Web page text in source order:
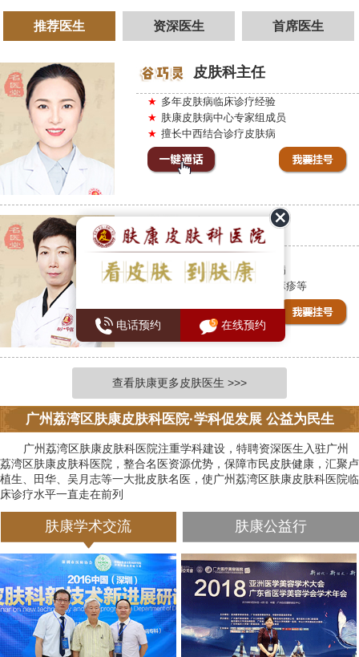
推荐医生 资深医生 首席医生
皮肤科主任
★ 多年皮肤病临床诊疗经验
★ 肤康皮肤病中心专家组成员
★ 擅长中西结合诊疗皮肤病
主治医师
★ 皮肤病临床经验10余年
★ 擅长中西医结合诊疗皮肤病
★
能运用独到的方法治疗荨麻疹等
查看肤康更多皮肤医生 >>>
广州荔湾区肤康皮肤科医院·学科促发展 公益为民生
广州荔湾区肤康皮肤科医院注重学科建设，特聘资深医生入驻广州
荔湾区肤康皮肤科医院，整合名医资源优势，保障市民皮肤健康，汇聚卢
植生、田华、吴月志等一大批皮肤名医，使广州荔湾区肤康皮肤科医院临
床诊疗水平一直走在前列
肤康学术交流 肤康公益行
电话预约 在线预约